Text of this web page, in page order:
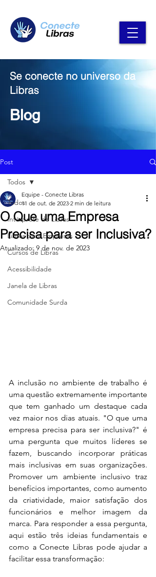
Se conecte no universo da
Libras
Blog
Post
Todos
Intérprete de Libras
Libras para Empresas
Cursos de Libras
Acessibilidade
Janela de Libras
Comunidade Surda
Todos
O Que uma Empresa
Precisa para ser Inclusiva?
Equipe - Conecte Libras
11 de out. de 2023 2 min de leitura
Atualizado: 9 de nov. de 2023
A inclusão no ambiente de trabalho é
uma questão extremamente importante
que tem ganhado um destaque cada
vez maior nos dias atuais. "O que uma
empresa precisa para ser inclusiva?" é
uma pergunta que muitos líderes se
fazem, buscando incorporar práticas
mais inclusivas em suas organizações.
Promover um ambiente inclusivo traz
benefícios importantes, como aumento
da criatividade, maior satisfação dos
funcionários e melhor imagem da
marca. Para responder a essa pergunta,
aqui estão três ideias fundamentais e
como a Conecte Libras pode ajudar a
facilitar essa transformação: